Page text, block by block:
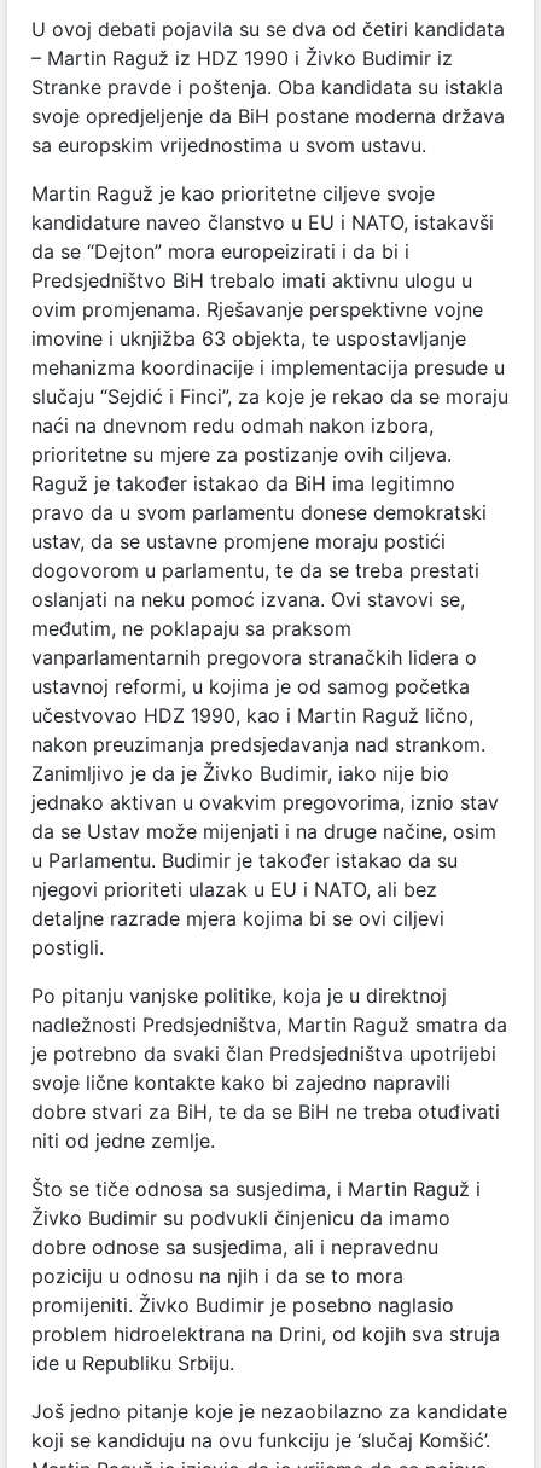
U ovoj debati pojavila su se dva od četiri kandidata
– Martin Raguž iz HDZ 1990 i Živko Budimir iz
Stranke pravde i poštenja. Oba kandidata su istakla
svoje opredjeljenje da BiH postane moderna država
sa europskim vrijednostima u svom ustavu.
Martin Raguž je kao prioritetne ciljeve svoje
kandidature naveo članstvo u EU i NATO, istakavši
da se “Dejton” mora europeizirati i da bi i
Predsjedništvo BiH trebalo imati aktivnu ulogu u
ovim promjenama. Rješavanje perspektivne vojne
imovine i uknjižba 63 objekta, te uspostavljanje
mehanizma koordinacije i implementacija presude u
slučaju “Sejdić i Finci”, za koje je rekao da se moraju
naći na dnevnom redu odmah nakon izbora,
prioritetne su mjere za postizanje ovih ciljeva.
Raguž je također istakao da BiH ima legitimno
pravo da u svom parlamentu donese demokratski
ustav, da se ustavne promjene moraju postići
dogovorom u parlamentu, te da se treba prestati
oslanjati na neku pomoć izvana. Ovi stavovi se,
međutim, ne poklapaju sa praksom
vanparlamentarnih pregovora stranačkih lidera o
ustavnoj reformi, u kojima je od samog početka
učestvovao HDZ 1990, kao i Martin Raguž lično,
nakon preuzimanja predsjedavanja nad strankom.
Zanimljivo je da je Živko Budimir, iako nije bio
jednako aktivan u ovakvim pregovorima, iznio stav
da se Ustav može mijenjati i na druge načine, osim
u Parlamentu. Budimir je također istakao da su
njegovi prioriteti ulazak u EU i NATO, ali bez
detaljne razrade mjera kojima bi se ovi ciljevi
postigli.
Po pitanju vanjske politike, koja je u direktnoj
nadležnosti Predsjedništva, Martin Raguž smatra da
je potrebno da svaki član Predsjedništva upotrijebi
svoje lične kontakte kako bi zajedno napravili
dobre stvari za BiH, te da se BiH ne treba otuđivati
niti od jedne zemlje.
Što se tiče odnosa sa susjedima, i Martin Raguž i
Živko Budimir su podvukli činjenicu da imamo
dobre odnose sa susjedima, ali i nepravednu
poziciju u odnosu na njih i da se to mora
promijeniti. Živko Budimir je posebno naglasio
problem hidroelektrana na Drini, od kojih sva struja
ide u Republiku Srbiju.
Još jedno pitanje koje je nezaobilazno za kandidate
koji se kandiduju na ovu funkciju je ‘slučaj Komšić’.